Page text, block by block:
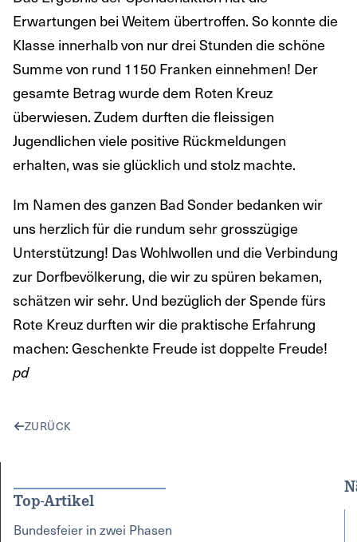
Erwartungen bei Weitem übertroffen. So konnte die
Klasse innerhalb von nur drei Stunden die schöne
Summe von rund 1150 Franken einnehmen! Der
gesamte Betrag wurde dem Roten Kreuz
überwiesen. Zudem durften die fleissigen
Jugendlichen viele positive Rückmeldungen
erhalten, was sie glücklich und stolz machte.
Im Namen des ganzen Bad Sonder bedanken wir
uns herzlich für die rundum sehr grosszügige
Unterstützung! Das Wohlwollen und die Verbindung
zur Dorfbevölkerung, die wir zu spüren bekamen,
schätzen wir sehr. Und bezüglich der Spende fürs
Rote Kreuz durften wir die praktische Erfahrung
machen: Geschenkte Freude ist doppelte Freude!
pd
ZURÜCK
Top-Artikel
Bundesfeier in zwei Phasen